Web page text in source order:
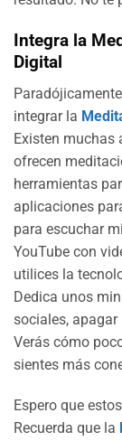
Integra la
Digital
integrar la
Existen muchas
ofrecen
herramientas
aplicaciones
para escuchar
YouTube con
utilices la
Dedica unos
sociales,
Verás cómo
sientes más
Espero que
Recuerda que la